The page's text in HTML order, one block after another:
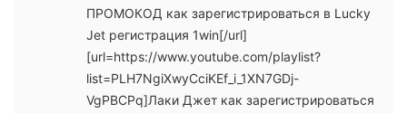
ПРОМОКОД как зарегистрироваться в Lucky
Jet регистрация 1win[/url]
[url=https://www.youtube.com/playlist?
list=PLH7NgiXwyCciKEf_i_1XN7GDj-
VgPBCPq]Лаки Джет как зарегистрироваться